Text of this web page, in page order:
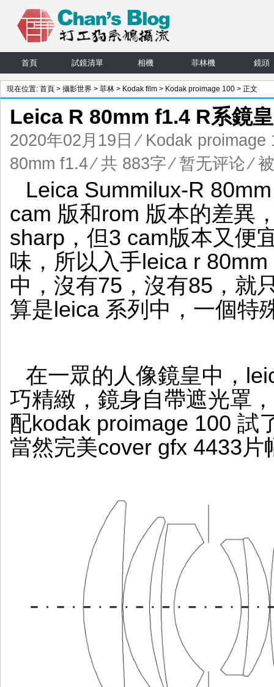
首頁 試鏡清單 相機 菲林機 鏡頭
現在位置: 首頁 > 攝影世界 > 菲林 > Kodak film > Kodak proimage 100 > 正文
Leica R 80mm f1.4 R系鏡皇
2020年02月19日 ⁄ Kodak proimage
80mm f1.4⁄ 共 883字⁄暂无评论⁄
Leica Summilux-R
cam 版和rom 版本的差異
sharp，但3 cam版本又便
味，所以入手leica r
中，沒有75，沒有85，就
算是leica 系列中，一個特
在一眾的人像鏡皇中，
巧精緻，鏡身自帶遮光罩
配kodak proimage 100 試
當然完美cover gfx 4433